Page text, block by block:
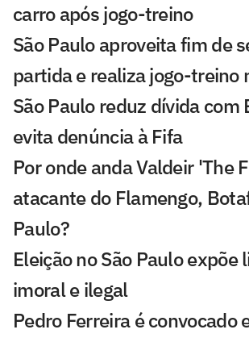
carro após jogo-treino
São Paulo aproveita fim de
partida e realiza jogo-treino
São Paulo reduz dívida com
evita denúncia à Fifa
Por onde anda Valdeir 'The
atacante do Flamengo,
Paulo?
Eleição no São Paulo
imoral e ilegal
Pedro Ferreira é convocado